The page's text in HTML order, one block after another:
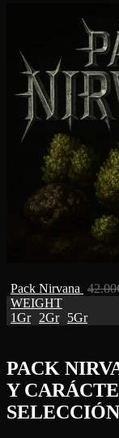
Pack Nirvana 42.00
WEIGHT
1Gr
2Gr 5Gr
PACK
Y
SELECCIÓN